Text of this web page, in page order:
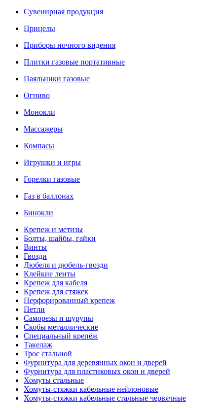
Сувенирная продукция
Прицелы
Приборы ночного видения
Плитки газовые портативные
Паяльники газовые
Огниво
Монокли
Массажеры
Компасы
Игрушки и игры
Горелки газовые
Газ в баллонах
Бинокли
Крепеж и метизы
Болты, шайбы, гайки
Винты
Гвозди
Дюбеля и дюбель-гвозди
Клейкие ленты
Крепеж для кабеля
Крепеж для стяжек
Перфорированный крепеж
Петли
Саморезы и шурупы
Скобы металлические
Специальный крепёж
Такелаж
Трос стальной
Фурнитура для деревянных окон и дверей
Фурнитура для пластиковых окон и дверей
Хомуты стальные
Хомуты-стяжки кабельные нейлоновые
Хомуты-стяжки кабельные стальные червячные